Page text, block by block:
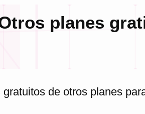
planes
de otros planes